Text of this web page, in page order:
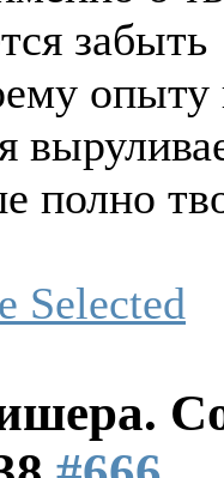
забыть
опыту
полно